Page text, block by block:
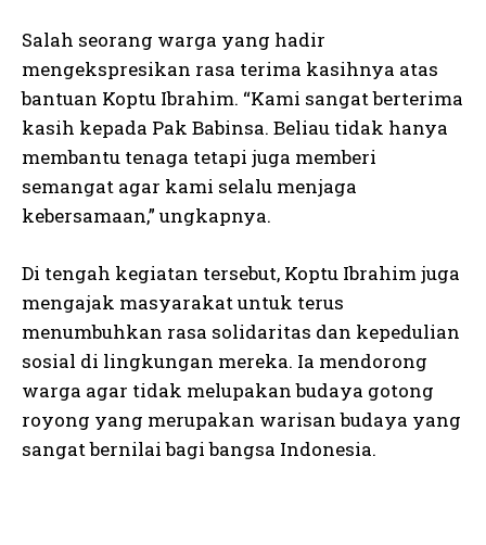
Salah seorang warga yang hadir
mengekspresikan rasa terima kasihnya atas
bantuan Koptu Ibrahim. “Kami sangat berterima
kasih kepada Pak Babinsa. Beliau tidak hanya
membantu tenaga tetapi juga memberi
semangat agar kami selalu menjaga
kebersamaan,” ungkapnya.
Di tengah kegiatan tersebut, Koptu Ibrahim juga
mengajak masyarakat untuk terus
menumbuhkan rasa solidaritas dan kepedulian
sosial di lingkungan mereka. Ia mendorong
warga agar tidak melupakan budaya gotong
royong yang merupakan warisan budaya yang
sangat bernilai bagi bangsa Indonesia.